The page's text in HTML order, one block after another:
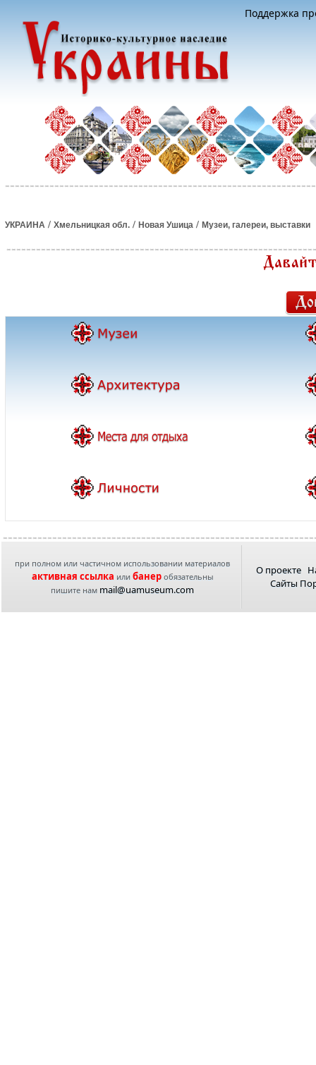
Поддержка
УКРАИНА / Хмельницкая обл. / Новая Ушица / Музеи, галереи, выставки
при полном или частичном использовании материалов
активная ссылка или банеробязательны
пишите нам mail@uamuseum.com
О проекте
Сайты